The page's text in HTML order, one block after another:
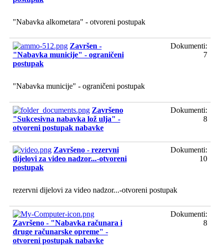
"Nabavka alkometara" - otvoreni postupak
Završen -
"Nabavka municije" - ograničeni
postupak
Dokumenti:
7
"Nabavka municije" - ograničeni postupak
Završeno
"Sukcesivna nabavka lož ulja" -
otvoreni postupak nabavke
Dokumenti:
8
Završeno - rezervni
dijelovi za video nadzor...-otvoreni
postupak
Dokumenti:
10
rezervni dijelovi za video nadzor...-otvoreni postupak
Završeno - "Nabavka računara i
druge računarske opreme" -
otvoreni postupak nabavke
Dokumenti:
8